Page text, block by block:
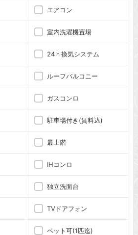
エアコン
室内洗濯機置場
24ｈ換気システム
ルーフバルコニー
ガスコンロ
駐車場付き(賃料込)
最上階
IHコンロ
独立洗面台
TVドアフォン
ペット可(1匹迄)